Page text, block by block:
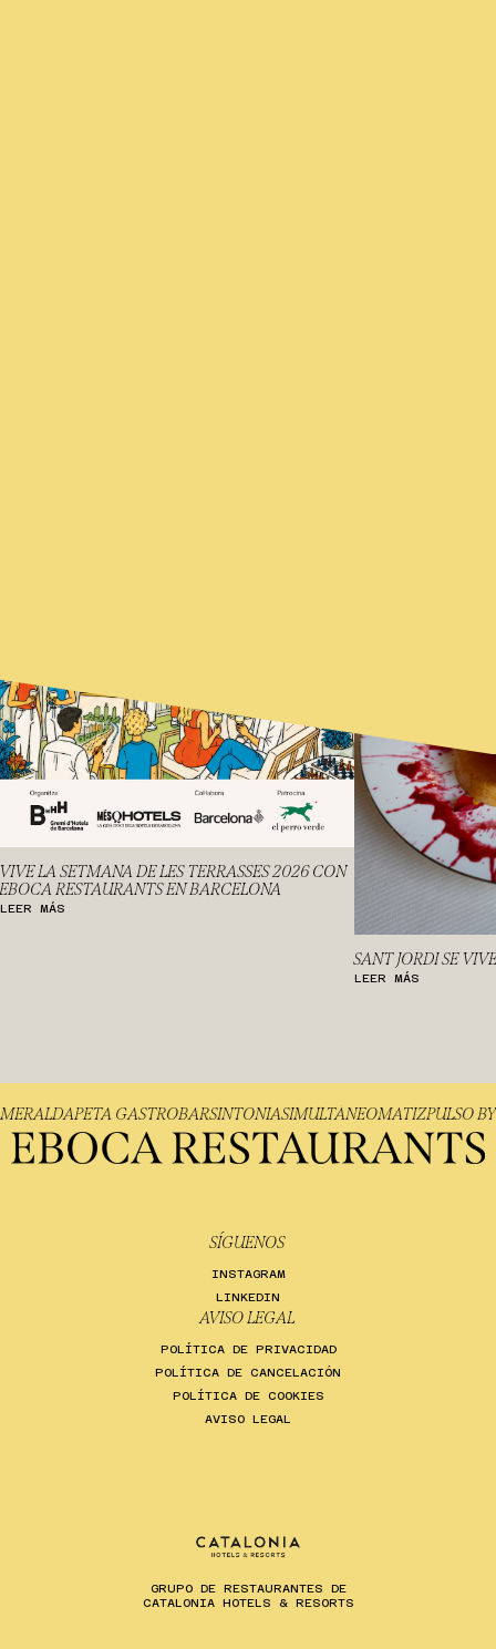
VIVE LA SETMANA DE LES TERRASSES 2026 CON
EBOCA RESTAURANTS EN BARCELONA
LEER MÁS
SANT JORDI SE
LEER MÁS
ALDAPETA GASTROBARSINTONIASIMULTÁNEOMATIZPULSO
SÍGUENOS
INSTAGRAM
LINKEDIN
AVISO LEGAL
POLÍTICA DE PRIVACIDAD
POLÍTICA DE CANCELACIÓN
POLÍTICA DE COOKIES
AVISO LEGAL
GRUPO DE RESTAURANTES DE
CATALONIA HOTELS & RESORTS